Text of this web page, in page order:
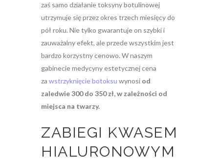
zaś samo działanie toksyny botulinowej
utrzymuje się przez okres trzech miesięcy do
pół roku. Nie tylko gwarantuje on szybki i
zauważalny efekt, ale przede wszystkim jest
bardzo korzystny cenowo. W naszym
gabinecie medycyny estetycznej cena
za wstrzyknięcie botoksu wynosi od
zaledwie 300 do 350 zł, w zależności od
miejsca na twarzy.
ZABIEGI KWASEM
HIALURONOWYM